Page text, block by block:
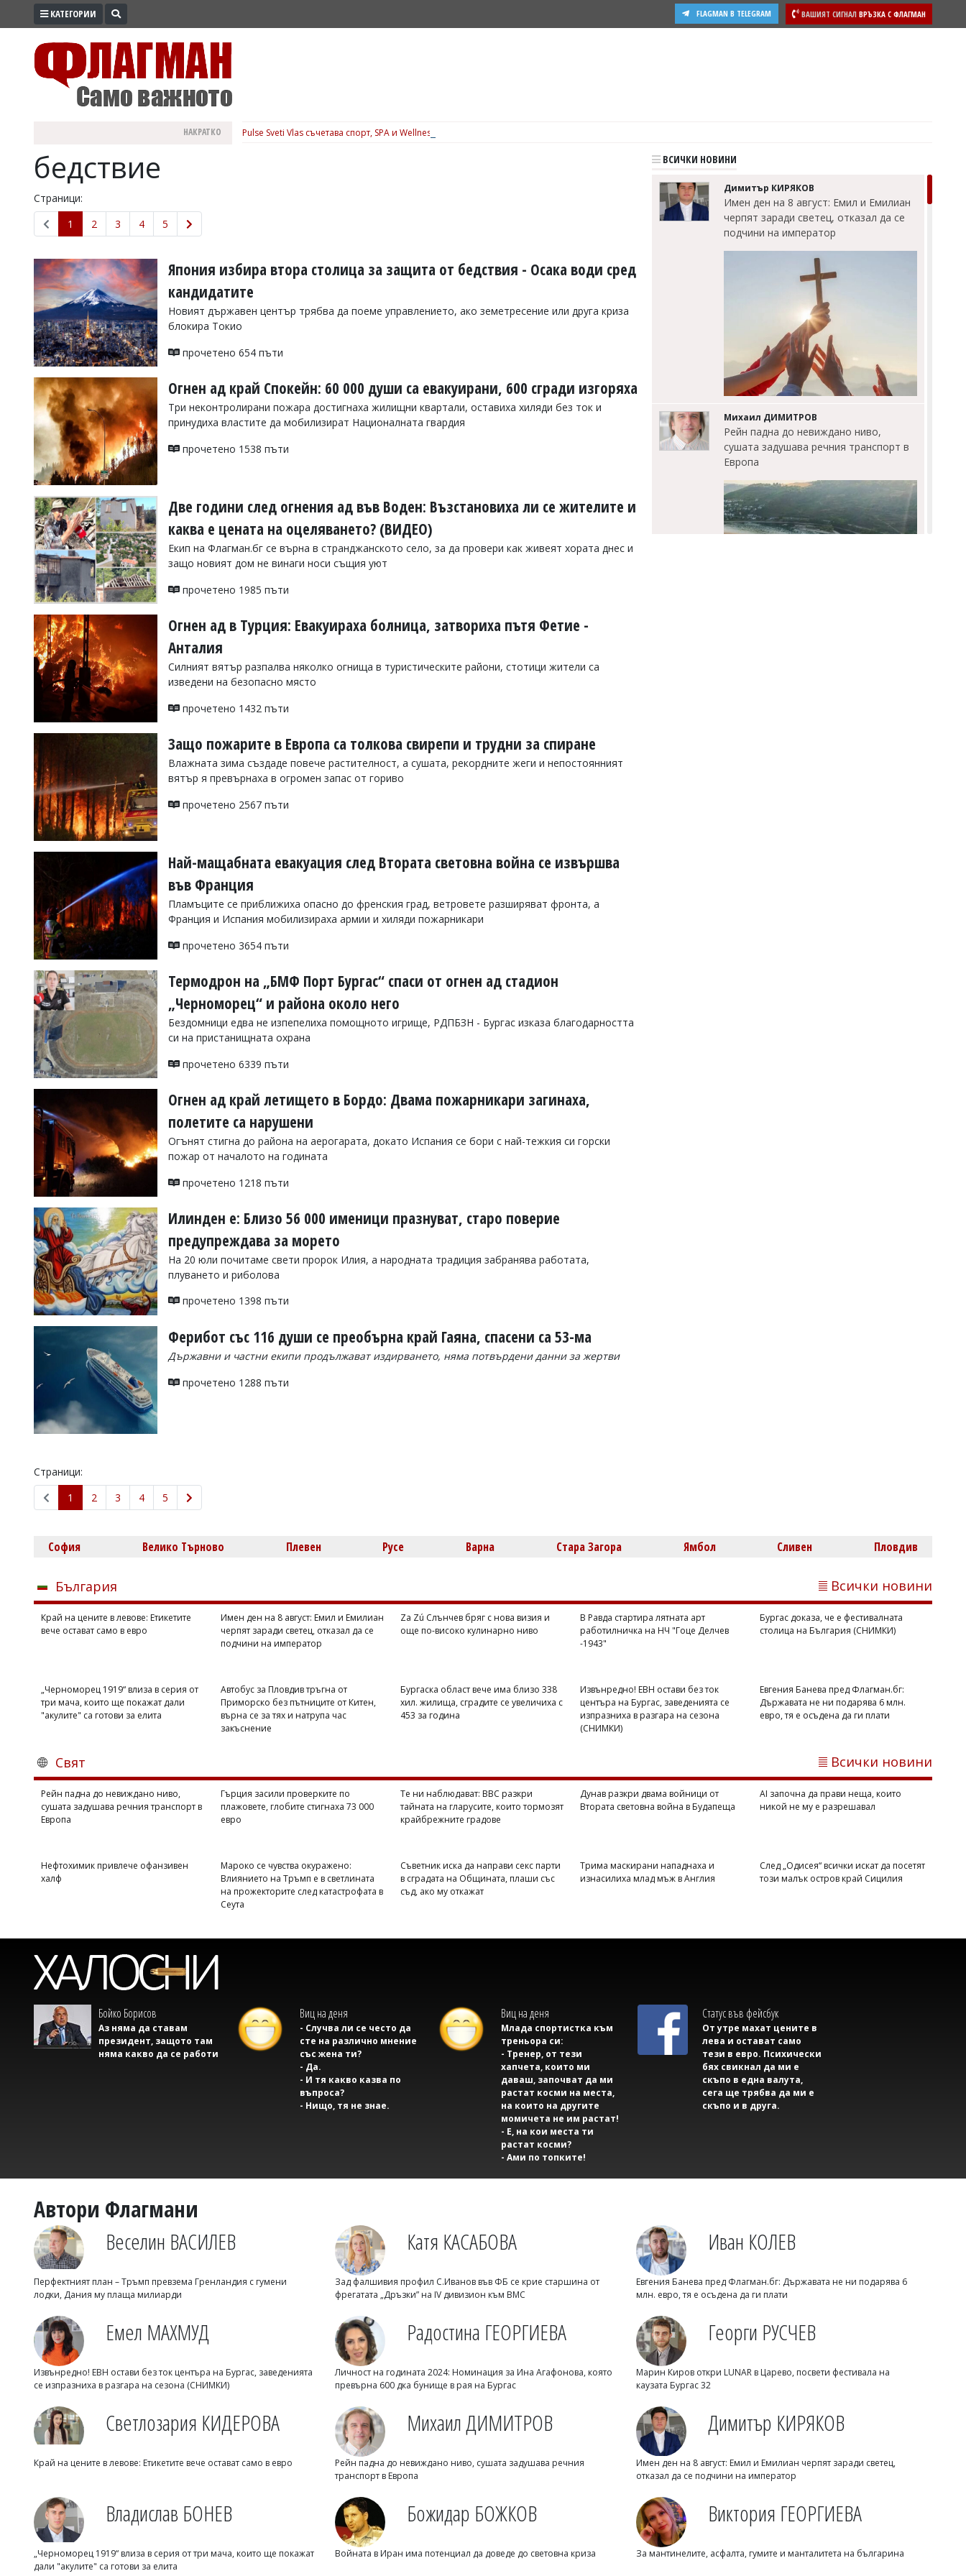
ПРОМО
КУЛТУРА
ЗДРАВЕ
ПОЛИТИКА
ОБЩИНИ
ОБЩЕСТВО
ЛАЙФСТАЙЛ
ВОЙНАТА
УКРАЙНА
СПОРТ
РАЗСЛЕДВАНЕ
БИЗНЕС
Управители:
Веселин
Василев,
v.vasilev@flagman.bg
Касабова,
k.kassabova@flagman.bg
Главен
редактор:
Колев,
office@flagman.bg
Коментарите
статиите
читателите
редакцията
отговорност
откриете
коментар,
сигнализирайте
КАТЕГОРИИ ВАШИЯТ СИГНАЛ ВРЪЗКА С ФЛАГМАН
FLAGMAN В TELEGRAM
НАКРАТКО Pulse Sveti Vlas съчетава спорт, SPA и Wellness през цялата година, вижте подробности
бедствие
Страници:
1
2 3 4 5
Япония избира втора столица за защита от бедствия - Осака води сред
кандидатите
Новият държавен център трябва да поеме управлението, ако земетресение или друга криза
блокира Токио
прочетено 654 пъти
Огнен ад край Спокейн: 60 000 души са евакуирани, 600 сгради изгоряха
Три неконтролирани пожара достигнаха жилищни квартали, оставиха хиляди без ток и
принудиха властите да мобилизират Националната гвардия
прочетено 1538 пъти
Две години след огнения ад във Воден: Възстановиха ли се жителите и
каква е цената на оцеляването? (ВИДЕО)
Екип на Флагман.бг се върна в странджанското село, за да провери как живеят хората днес и
защо новият дом не винаги носи същия уют
прочетено 1985 пъти
Огнен ад в Турция: Евакуираха болница, затвориха пътя Фетие -
Анталия
Силният вятър разпалва няколко огнища в туристическите райони, стотици жители са
изведени на безопасно място
прочетено 1432 пъти
Защо пожарите в Европа са толкова свирепи и трудни за спиране
Влажната зима създаде повече растителност, а сушата, рекордните жеги и непостоянният
вятър я превърнаха в огромен запас от гориво
прочетено 2567 пъти
Най-мащабната евакуация след Втората световна война се извършва
във Франция
Пламъците се приближиха опасно до френския град, ветровете разширяват фронта, а
Франция и Испания мобилизираха армии и хиляди пожарникари
прочетено 3654 пъти
Термодрон на „БМФ Порт Бургас“ спаси от огнен ад стадион
„Черноморец“ и района около него
Бездомници едва не изпепелиха помощното игрище, РДПБЗН - Бургас изказа благодарността
си на пристанищната охрана
прочетено 6339 пъти
Огнен ад край летището в Бордо: Двама пожарникари загинаха,
полетите са нарушени
Огънят стигна до района на аерогарата, докато Испания се бори с най-тежкия си горски
пожар от началото на годината
прочетено 1218 пъти
Илинден е: Близо 56 000 именици празнуват, старо поверие
предупреждава за морето
На 20 юли почитаме свети пророк Илия, а народната традиция забранява работата,
плуването и риболова
прочетено 1398 пъти
Ферибот със 116 души се преобърна край Гаяна, спасени са 53-ма
Държавни и частни екипи продължават издирването, няма потвърдени данни за жертви
прочетено 1288 пъти
Страници:
1
2 3 4 5
ВСИЧКИ НОВИНИ
Димитър КИРЯКОВ
Имен ден на 8 август: Емил и Емилиан
черпят заради светец, отказал да се
подчини на император
Михаил ДИМИТРОВ
Рейн падна до невиждано ниво,
сушата задушава речния транспорт в
Европа
хил. жилища, сградите се увеличиха с
453 за година
Михаил ДИМИТРОВ
Михаил ДИМИТРОВ
Трима маскирани нападнаха и
София Велико Търново Плевен Русе Варна Стара Загора Ямбол Сливен Пловдив
България Всички новини
Край на цените в левове: Етикетите
вече остават само в евро
Имен ден на 8 август: Емил и Емилиан
черпят заради светец, отказал да се
подчини на император
Za Zú Слънчев бряг с нова визия и
още по-високо кулинарно ниво
В Равда стартира лятната арт
работилничка на НЧ "Гоце Делчев
-1943"
Бургас доказа, че е фестивалната
столица на България (СНИМКИ)
„Черноморец 1919“ влиза в серия от
три мача, които ще покажат дали
"акулите" са готови за елита
Автобус за Пловдив тръгна от
Приморско без пътниците от Китен,
върна се за тях и натрупа час
закъснение
Бургаска област вече има близо 338
хил. жилища, сградите се увеличиха с
453 за година
Извънредно! ЕВН остави без ток
центъра на Бургас, заведенията се
изпразниха в разгара на сезона
(СНИМКИ)
Евгения Банева пред Флагман.бг:
Държавата не ни подарява 6 млн.
евро, тя е осъдена да ги плати
Свят Всички новини
Рейн падна до невиждано ниво,
сушата задушава речния транспорт в
Европа
Гърция засили проверките по
плажовете, глобите стигнаха 73 000
евро
Те ни наблюдават: BBC разкри
тайната на гларусите, които тормозят
крайбрежните градове
Дунав разкри двама войници от
Втората световна война в Будапеща
AI започна да прави неща, които
никой не му е разрешавал
Нефтохимик привлече офанзивен
халф
Мароко се чувства окуражено:
Влиянието на Тръмп е в светлината
на прожекторите след катастрофата в
Сеута
Съветник иска да направи секс парти
в сградата на Общината, плаши със
съд, ако му откажат
Трима маскирани нападнаха и
изнасилиха млад мъж в Англия
След „Одисея“ всички искат да посетят
този малък остров край Сицилия
Бойко Борисов
Аз няма да ставам
президент, защото там
няма какво да се работи
Виц на деня
- Случва ли се често да
сте на различно мнение
със жена ти?
- Да.
- И тя какво казва по
въпроса?
- Нищо, тя не знае.
Виц на деня
Млада спортистка към
треньора си:
- Тренер, от тези
хапчета, които ми
даваш, започват да ми
растат косми на места,
на които на другите
момичета не им растат!
- Е, на кои места ти
растат косми?
- Ами по топките!
Статус във фейсбук
От утре махат цените в
лева и остават само
тези в евро. Психически
бях свикнал да ми е
скъпо в една валута,
сега ще трябва да ми е
скъпо и в друга.
Автори Флагмани
Веселин ВАСИЛЕВ
Перфектният план – Тръмп превзема Гренландия с гумени
лодки, Дания му плаща милиарди
Катя КАСАБОВА
Зад фалшивия профил С.Иванов във ФБ се крие старшина от
фрегатата „Дръзки” на IV дивизион към ВМС
Иван КОЛЕВ
Евгения Банева пред Флагман.бг: Държавата не ни подарява 6
млн. евро, тя е осъдена да ги плати
Емел МАХМУД
Извънредно! ЕВН остави без ток центъра на Бургас, заведенията
се изпразниха в разгара на сезона (СНИМКИ)
Радостина ГЕОРГИЕВА
Личност на годината 2024: Номинация за Ина Агафонова, която
превърна 600 дка бунище в рая на Бургас
Георги РУСЧЕВ
Марин Киров откри LUNAR в Царево, посвети фестивала на
каузата Бургас 32
Светлозария КИДЕРОВА
Край на цените в левове: Етикетите вече остават само в евро
Михаил ДИМИТРОВ
Рейн падна до невиждано ниво, сушата задушава речния
транспорт в Европа
Димитър КИРЯКОВ
Имен ден на 8 август: Емил и Емилиан черпят заради светец,
отказал да се подчини на император
Владислав БОНЕВ
„Черноморец 1919“ влиза в серия от три мача, които ще покажат
дали "акулите" са готови за елита
Божидар БОЖКОВ
Войната в Иран има потенциал да доведе до световна криза
Виктория ГЕОРГИЕВА
За мантинелите, асфалта, гумите и манталитета на българина